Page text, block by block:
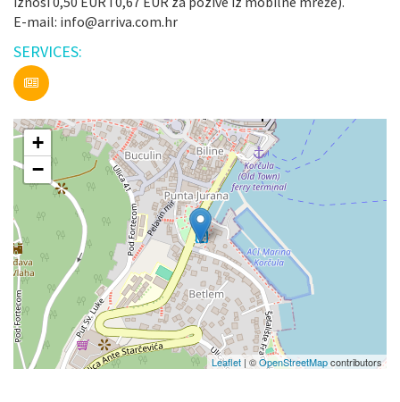
E-mail: info@arriva.com.hr
SERVICES:
+
−
Leaflet | ©OpenStreetMapcontributors